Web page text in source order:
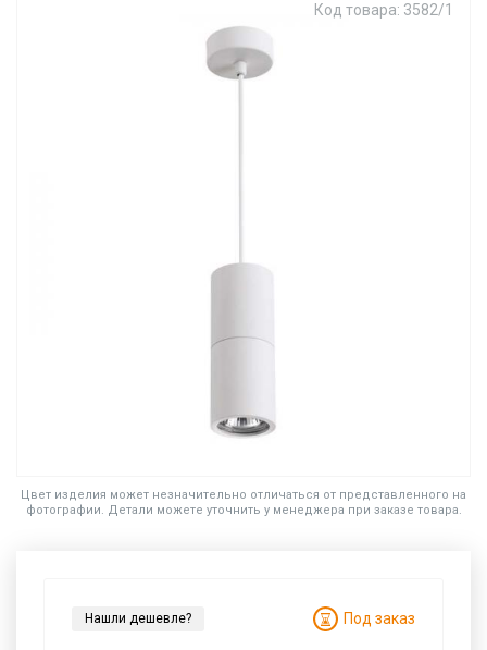
Код товара: 3582/1
Цвет изделия может незначительно отличаться от представленного на
фотографии. Детали можете уточнить у менеджера при заказе товара.
Нашли дешевле? Под заказ